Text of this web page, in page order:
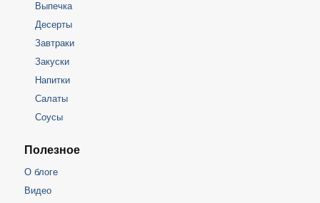
Выпечка
Десерты
Завтраки
Закуски
Напитки
Салаты
Соусы
Полезное
О блоге
Видео